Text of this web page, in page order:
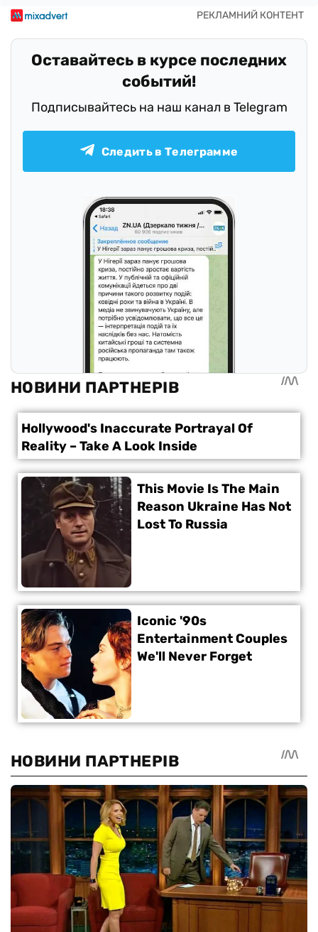
Оставайтесь в курсе последних
событий!
Подписывайтесь на наш канал в Telegram
Следить в Телеграмме